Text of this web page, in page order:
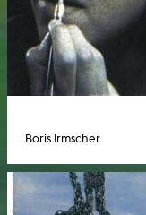
Boris Irmscher